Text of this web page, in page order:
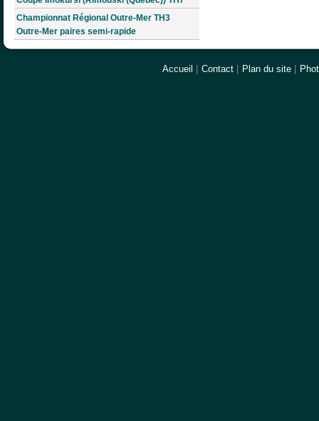
Championnat Régional Outre-Mer TH3
Outre-Mer paires semi-rapide
Accueil Contact Plan du site